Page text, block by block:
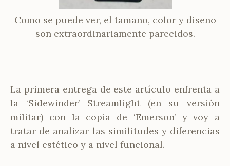
Como se puede ver, el tamaño, color y diseño
son extraordinariamente parecidos.
La primera entrega de este artículo enfrenta a
la ‘Sidewinder’ Streamlight (en su versión
militar) con la copia de ‘Emerson’ y voy a
tratar de analizar las similitudes y diferencias
a nivel estético y a nivel funcional.